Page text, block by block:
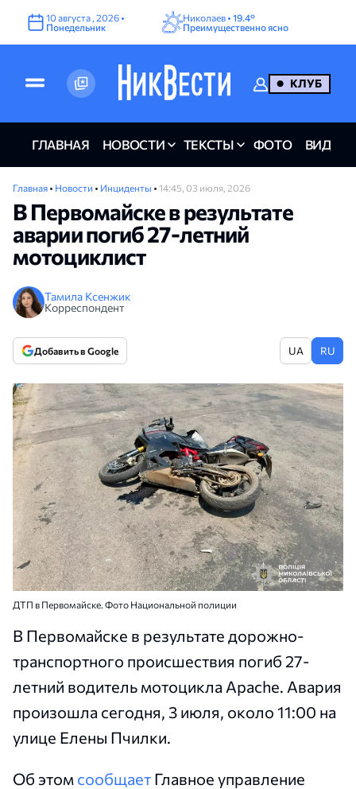
10августа ,2026 •
Понедельник
Николаев •19.4°
Преимущественно ясно
КЛУБ
ГЛАВНАЯ НОВОСТИ ТЕКСТЫ ФОТО ВИДЕО
Главная • Новости • Инциденты • 14:45, 03 июля, 2026
В Первомайске в результате
аварии погиб 27-летний
мотоциклист
Тамила Ксенжик
Корреспондент
Добавить в Google UA RU
ДТП в Первомайске. Фото Национальной полиции
В Первомайске в результате дорожно-
транспортного происшествия погиб 27-
летний водитель мотоцикла Apache. Авария
произошла сегодня, 3 июля, около 11:00 на
улице Елены Пчилки.
Об этом сообщает Главное управление